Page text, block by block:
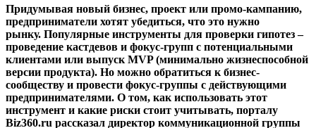
Придумывая новый бизнес, проект или промо-кампанию,
предприниматели хотят убедиться, что это нужно
рынку. Популярные инструменты для проверки гипотез –
проведение кастдевов и фокус-групп с потенциальными
клиентами или выпуск MVP (минимально жизнеспособной
версии продукта). Но можно обратиться к бизнес-
сообществу и провести фокус-группы с действующими
предпринимателями. О том, как использовать этот
инструмент и какие риски стоит учитывать, порталу
Biz360.ru рассказал директор коммуникационной группы